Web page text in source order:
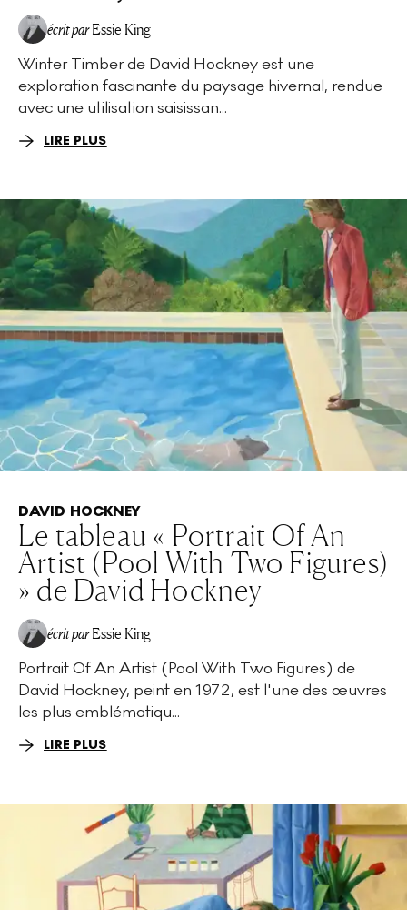
écrit par Essie King
Winter Timber de David Hockney est une
exploration fascinante du paysage hivernal, rendue
avec une utilisation saisissan...
LIRE PLUS
DAVID HOCKNEY
Le tableau « Portrait Of An
Artist (Pool With Two Figures)
» de David Hockney
écrit par Essie King
Portrait Of An Artist (Pool With Two Figures) de
David Hockney, peint en 1972, est l'une des œuvres
les plus emblématiqu...
LIRE PLUS